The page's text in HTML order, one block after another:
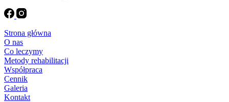
Strona główna
O nas
Co leczymy
Metody rehabilitacji
Współpraca
Cennik
Galeria
Kontakt